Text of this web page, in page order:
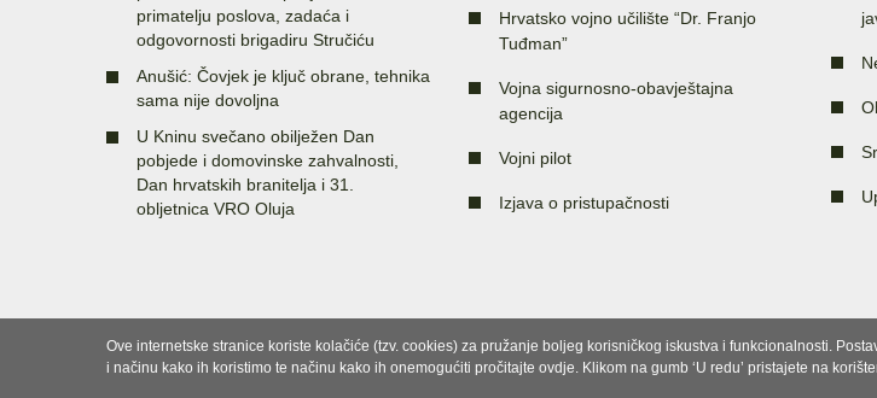
primatelju poslova, zadaća i
odgovornosti brigadiru Stručiću
Anušić: Čovjek je ključ obrane, tehnika
sama nije dovoljna
U Kninu svečano obilježen Dan
pobjede i domovinske zahvalnosti,
Dan hrvatskih branitelja i 31.
obljetnica VRO Oluja
Hrvatsko vojno učilište “Dr. Franjo
Tuđman”
Vojna sigurnosno-obavještajna
agencija
Vojni pilot
Izjava o pristupačnosti
Ove internetske stranice koriste kolačiće (tzv. cookies) za pružanje boljeg korisničkog iskustva i funkcionalnosti.
i načinu kako ih koristimo te načinu kako ih onemogućiti pročitajte ovdje. Klikom na gumb ‘U redu’ pristajete na